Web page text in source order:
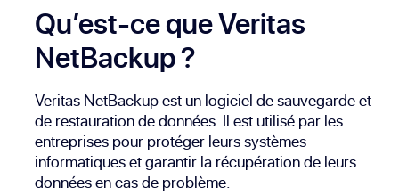
Qu’est-ce que Veritas
NetBackup ?
Veritas NetBackup est un logiciel de sauvegarde et
de restauration de données. Il est utilisé par les
entreprises pour protéger leurs systèmes
informatiques et garantir la récupération de leurs
données en cas de problème.